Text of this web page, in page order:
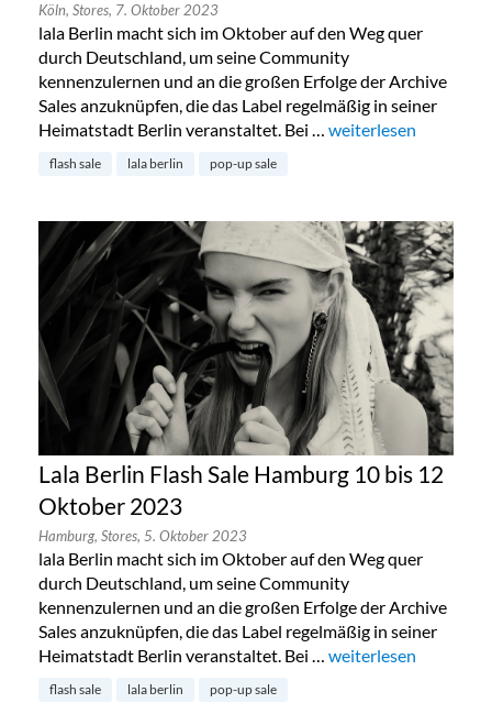
Köln, Stores, 7. Oktober 2023
lala Berlin macht sich im Oktober auf den Weg quer
durch Deutschland, um seine Community
kennenzulernen und an die großen Erfolge der Archive
Sales anzuknüpfen, die das Label regelmäßig in seiner
Heimatstadt Berlin veranstaltet. Bei … „Lala Berlin Flash
weiterlesen
flash sale lala berlin pop-up sale
Lala Berlin Flash Sale Hamburg 10 bis 12
Oktober 2023
Hamburg, Stores, 5. Oktober 2023
lala Berlin macht sich im Oktober auf den Weg quer
durch Deutschland, um seine Community
kennenzulernen und an die großen Erfolge der Archive
Sales anzuknüpfen, die das Label regelmäßig in seiner
Heimatstadt Berlin veranstaltet. Bei … „Lala Berlin Flash
weiterlesen
flash sale lala berlin pop-up sale